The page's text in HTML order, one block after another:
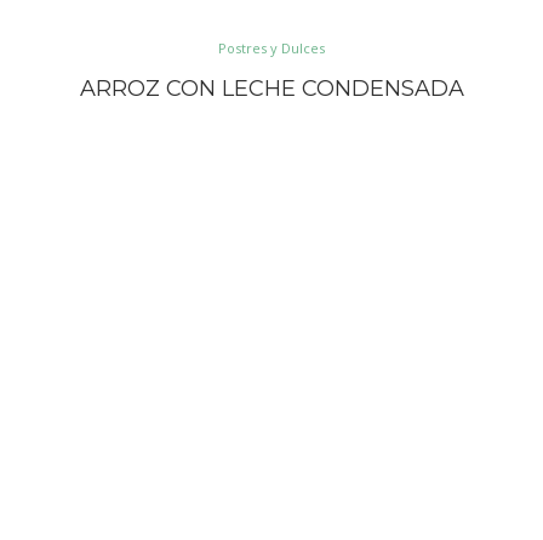
Postres y Dulces
ARROZ CON LECHE CONDENSADA